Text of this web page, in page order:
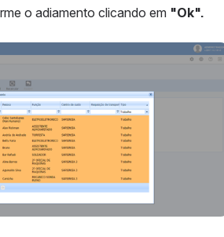
o adiamento clicando em "Ok".